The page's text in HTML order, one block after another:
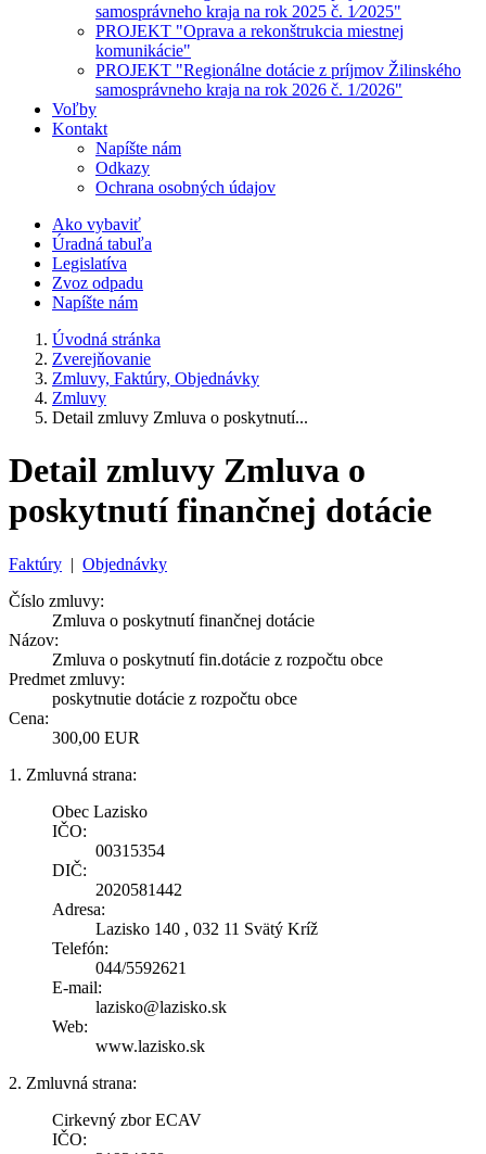
samosprávneho kraja na rok 2025 č. 1⁄2025"
PROJEKT "Oprava a rekonštrukcia miestnej
komunikácie"
PROJEKT "Regionálne dotácie z príjmov Žilinského
samosprávneho kraja na rok 2026 č. 1/2026"
Voľby
Kontakt
Napíšte nám
Odkazy
Ochrana osobných údajov
Ako vybaviť
Úradná tabuľa
Legislatíva
Zvoz odpadu
Napíšte nám
Úvodná stránka
Zverejňovanie
Zmluvy, Faktúry, Objednávky
Zmluvy
Detail zmluvy Zmluva o poskytnutí...
Detail zmluvy Zmluva o
poskytnutí finančnej dotácie
Faktúry | Objednávky
Číslo zmluvy:
Zmluva o poskytnutí finančnej dotácie
Názov:
Zmluva o poskytnutí fin.dotácie z rozpočtu obce
Predmet zmluvy:
poskytnutie dotácie z rozpočtu obce
Cena:
300,00 EUR
1. Zmluvná strana:
Obec Lazisko
IČO:
00315354
DIČ:
2020581442
Adresa:
Lazisko 140 , 032 11 Svätý Kríž
Telefón:
044/5592621
E-mail:
lazisko@lazisko.sk
Web:
www.lazisko.sk
2. Zmluvná strana:
Cirkevný zbor ECAV
IČO: